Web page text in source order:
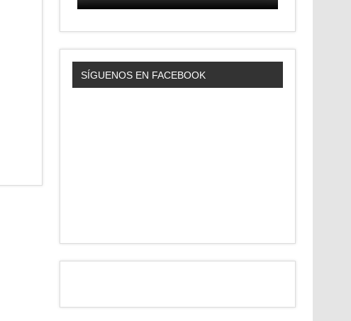
SÍGUENOS EN FACEBOOK